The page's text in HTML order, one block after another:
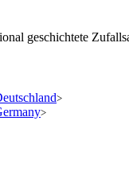
geschichtete
>
>